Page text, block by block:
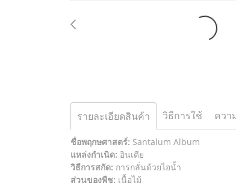
รายละเอียดสินค้า วิธีการใช้ ควา
ชื่อพฤกษศาสตร์: Santalum Album
แหล่งกำเนิด: อินเดีย
วิธีการสกัด: การกลั่นด้วยไอน้ำ
ส่วนของพืช: เนื้อไม้